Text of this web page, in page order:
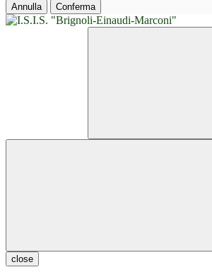
Annulla Conferma
close